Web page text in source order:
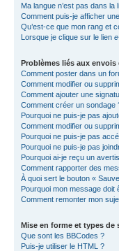
Ma langue n’est pas dans la
Comment puis-je afficher
Qu’est-ce que mon rang et
Lorsque je clique sur le lien
Problèmes liés aux envois
Comment poster dans un
Comment modifier ou
Comment ajouter une
Comment créer un sondage
Pourquoi ne puis-je pas
Comment modifier ou
Pourquoi ne puis-je pas
Pourquoi ne puis-je pas
Pourquoi ai-je reçu un
Comment rapporter des
À quoi sert le bouton «
Pourquoi mon message doit
Comment remonter mon
Mise en forme et types de
Que sont les BBCodes ?
Puis-je utiliser le HTML ?